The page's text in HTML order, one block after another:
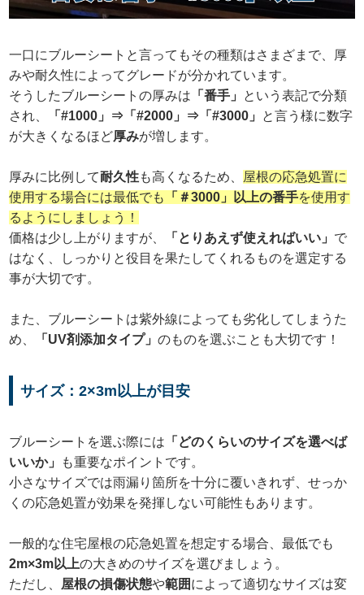
一口にブルーシートと言ってもその種類はさまざまで、厚
みや耐久性によってグレードが分かれています。
そうしたブルーシートの厚みは 「番手」 という表記で分類
され、
「#1000」⇒「#2000」⇒「#3000」 と言う様に数字
が大きくなるほど厚みが増します。
厚みに比例して耐久性も高くなるため、 屋根の応急処置に
使用する場合には最低でも
「＃3000」以上の番手を使用す
るようにしましょう！
価格は少し上がりますが、
「とりあえず使えればいい」 で
はなく、しっかりと役目を果たしてくれるものを選定する
事が大切です。
また、ブルーシートは紫外線によっても劣化してしまうた
め、
「UV剤添加タイプ」のものを選ぶことも大切です！
サイズ：2×3m以上が目安
ブルーシートを選ぶ際には 「どのくらいのサイズを選べば
いいか」
も重要なポイントです。
小さなサイズでは雨漏り箇所を十分に覆いきれず、せっか
くの応急処置が効果を発揮しない可能性もあります。
一般的な住宅屋根の応急処置を想定する場合、最低でも
2m×3m以上の大きめのサイズを選びましょう。
ただし、 屋根の損傷状態や範囲によって適切なサイズは変